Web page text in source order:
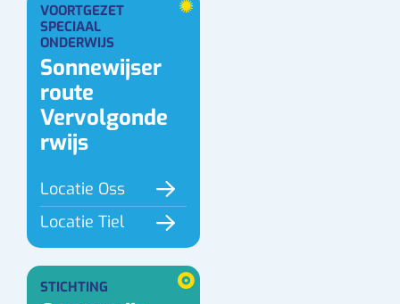
STICHTING
VOORTGEZET
SPECIAAL
ONDERWIJS
Sonnewijser
route
Vervolgonde
rwijs
Locatie Oss
Locatie Tiel